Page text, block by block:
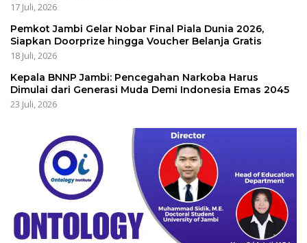
17 Juli, 2026
Pemkot Jambi Gelar Nobar Final Piala Dunia 2026,
Siapkan Doorprize hingga Voucher Belanja Gratis
18 Juli, 2026
Kepala BNNP Jambi: Pencegahan Narkoba Harus
Dimulai dari Generasi Muda Demi Indonesia Emas 2045
23 Juli, 2026